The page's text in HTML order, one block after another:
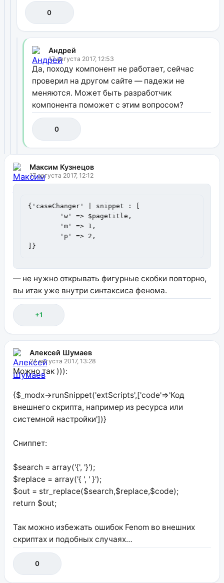
0
Андрей
17 августа 2017, 12:53
Да, походу компонент не работает, сейчас
проверил на другом сайте — падежи не
меняются. Может быть разработчик
компонента поможет с этим вопросом?
0
Максим Кузнецов
17 августа 2017, 12:12
{'caseChanger' | snippet : [
]}
— не нужно открывать фигурные скобки повторно,
вы итак уже внутри синтаксиса фенома.
+1
Алексей Шумаев
24 августа 2017, 13:28
Можно так ))):
{$_modx->runSnippet('extScripts',['code'=>'Код
внешнего скрипта, например из ресурса или
системной настройки'])}
Сниппет:
$search = array('{', '}');
$replace = array('{ ', ' }');
$out = str_replace($search,$replace,$code);
return $out;
Так можно избежать ошибок Fenom во внешних
скриптах и подобных случаях…
0